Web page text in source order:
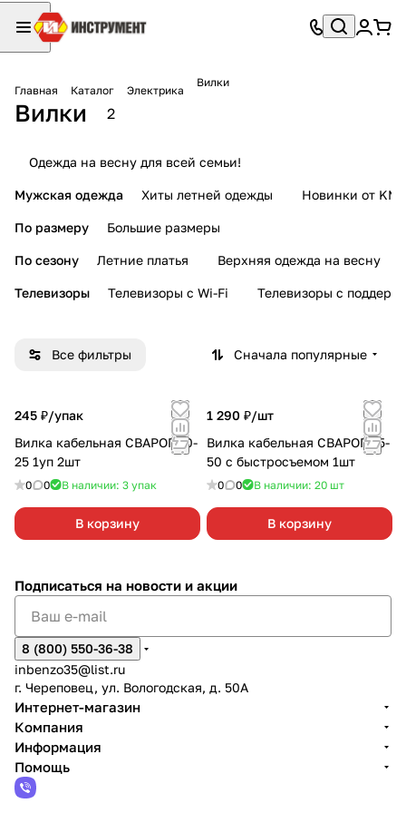
Главная Каталог Электрика
Вилки
Вилки 2
Одежда на весну для всей семьи!
Мужская одежда Хиты летней одежды Новинки от KMI
По размеру Большие размеры
По сезону Летние платья Верхняя одежда на весну
Телевизоры Телевизоры с Wi-Fi Телевизоры с
Все фильтры Сначала популярные
245 ₽/упак
Вилка кабельная СВАРОГ 10-
25 1уп 2шт
0 0 В наличии: 3 упак
В корзину
1 290 ₽/шт
Вилка кабельная СВАРОГ 35-
50 с быстросъемом 1шт
0 0 В наличии: 20 шт
В корзину
Подписаться на новости и акции
8 (800) 550-36-38
inbenzo35@list.ru
г. Череповец, ул. Вологодская, д. 50А
Интернет-магазин
Компания
Информация
Помощь